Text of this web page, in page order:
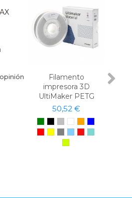
opinión
Filamento
impresora 3D
UltiMaker PETG
50,52 €